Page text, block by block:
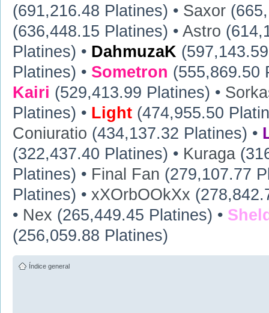
(691,216.48 Platines) • Saxor
(636,448.15 Platines) • Astro
Platines) • DahmuzaK
Platines) • Sometron (555,869.50
Kairi (529,413.99 Platines) •
Platines) • Light (474,955.50
Coniuratio (434,137.32 Platines) •
(322,437.40 Platines) • Kuraga
Platines) • Final Fan (279,107.77
Platines) • xXOrbOOkXx
• Nex (265,449.45 Platines) •
(256,059.88 Platines)
Índice general